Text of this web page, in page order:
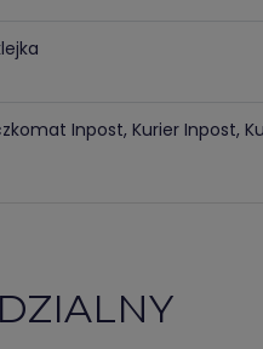
Inpost, Kurier Inpost,